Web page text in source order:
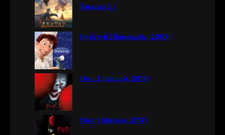
Аватар 3 /
Рататуй | Ratatouille (2007)
Оно 2 (фильм, 2019)
Оно 1 (фильм, 2017)